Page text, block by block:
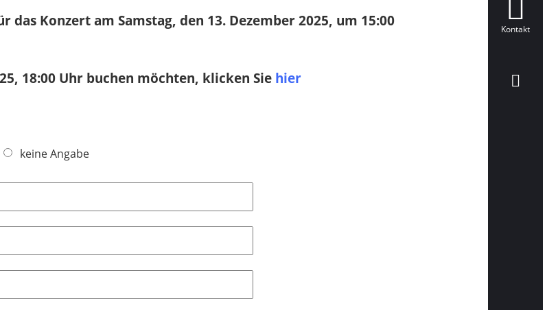
Kontakt
das Konzert am Samstag, den 13. Dezember 2025, um 15:00
18:00 Uhr buchen möchten, klicken Sie hier
keine Angabe